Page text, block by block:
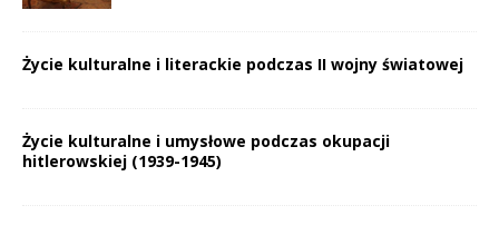
Życie kulturalne i literackie podczas II wojny światowej
Życie kulturalne i umysłowe podczas okupacji
hitlerowskiej (1939-1945)